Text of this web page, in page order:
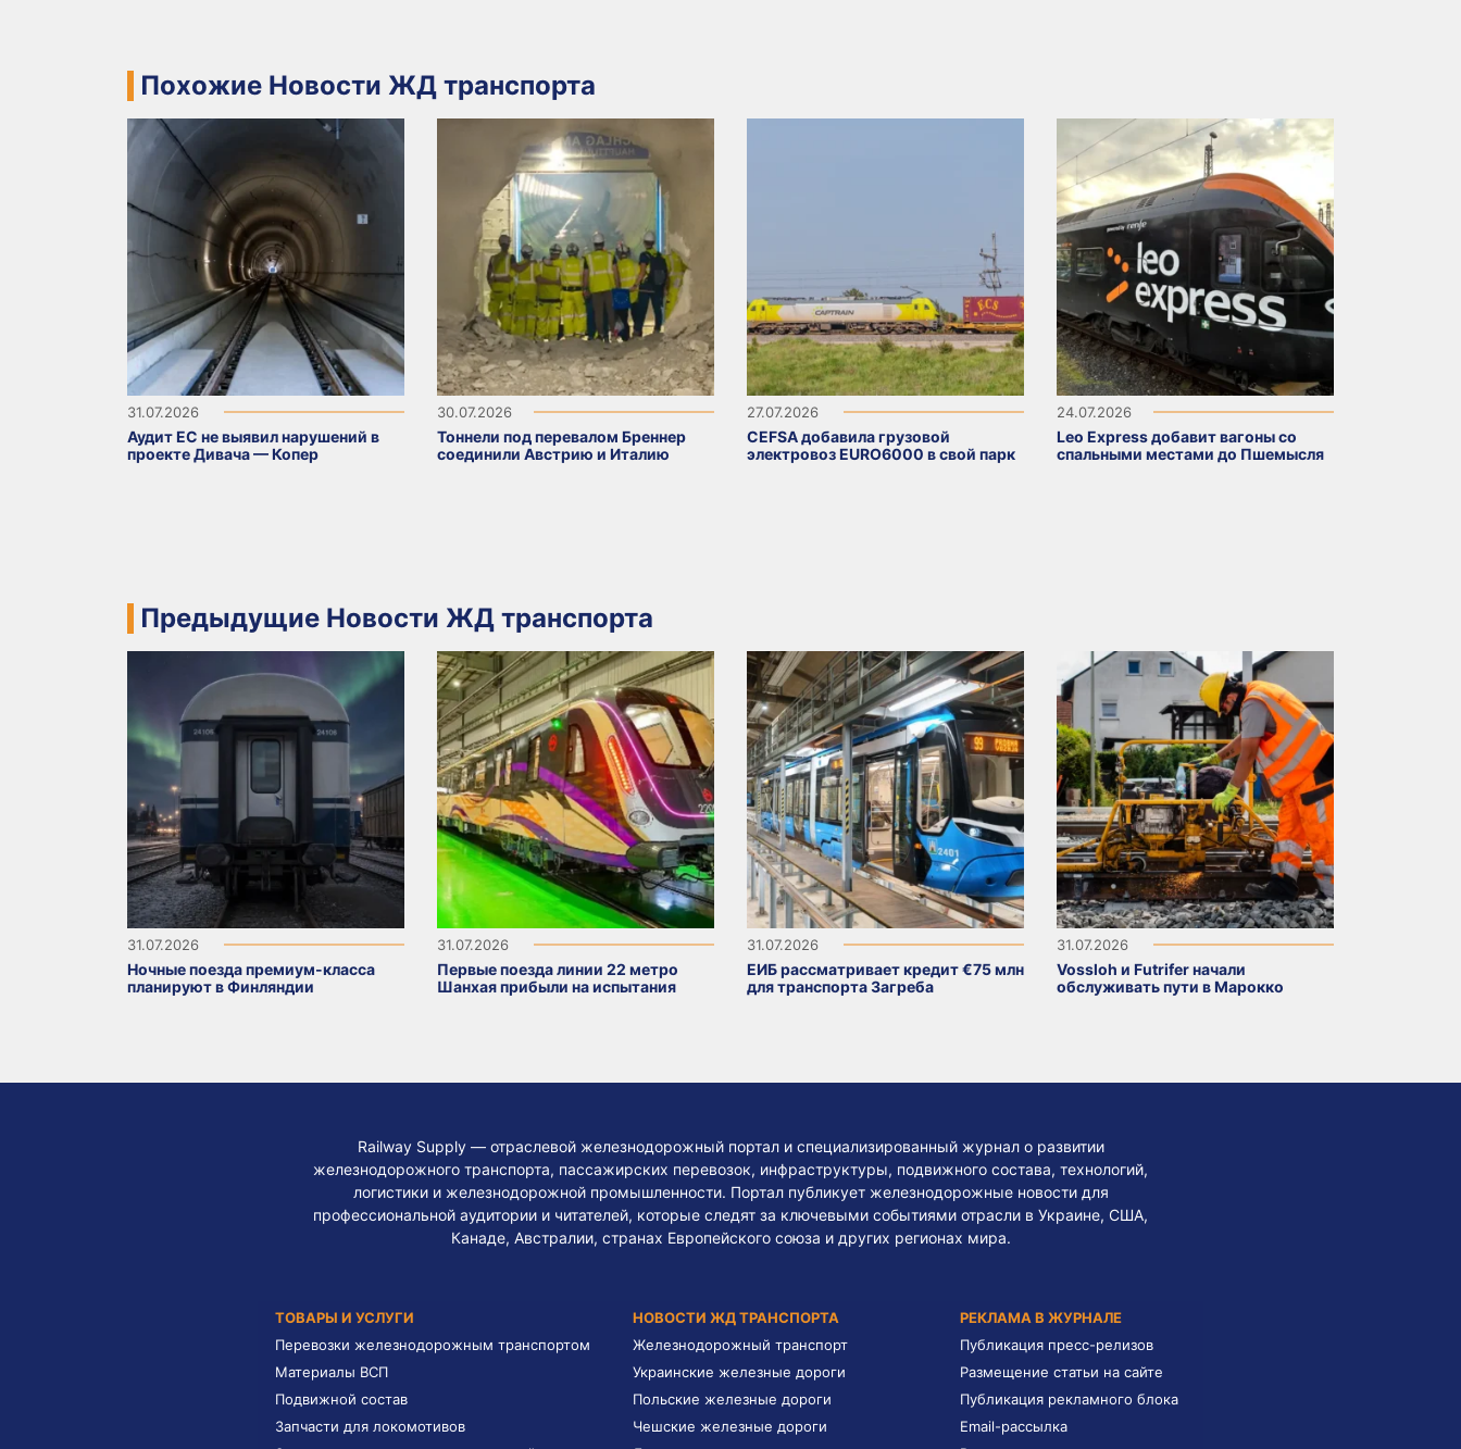
Похожие Новости ЖД транспорта
31.07.2026
Аудит ЕС не выявил нарушений в
проекте Дивача — Копер
30.07.2026
Тоннели под перевалом Бреннер
соединили Австрию и Италию
27.07.2026
CEFSA добавила грузовой
электровоз EURO6000 в свой парк
24.07.2026
Leo Express добавит вагоны со
спальными местами до Пшемысля
Предыдущие Новости ЖД транспорта
31.07.2026
Ночные поезда премиум-класса
планируют в Финляндии
31.07.2026
Первые поезда линии 22 метро
Шанхая прибыли на испытания
31.07.2026
ЕИБ рассматривает кредит €75 млн
для транспорта Загреба
31.07.2026
Vossloh и Futrifer начали
обслуживать пути в Марокко
Railway Supply — отраслевой железнодорожный портал и специализированный журнал о развитии
железнодорожного транспорта, пассажирских перевозок, инфраструктуры, подвижного состава, технологий,
логистики и железнодорожной промышленности. Портал публикует железнодорожные новости для
профессиональной аудитории и читателей, которые следят за ключевыми событиями отрасли в Украине, США,
Канаде, Австралии, странах Европейского союза и других регионах мира.
ТОВАРЫ И УСЛУГИ
Перевозки железнодорожным транспортом
Материалы ВСП
Подвижной состав
Запчасти для локомотивов
НОВОСТИ ЖД ТРАНСПОРТА
Железнодорожный транспорт
Украинские железные дороги
Польские железные дороги
Чешские железные дороги
РЕКЛАМА В ЖУРНАЛЕ
Публикация пресс-релизов
Размещение статьи на сайте
Публикация рекламного блока
Email-рассылка